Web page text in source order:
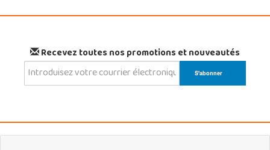
Recevez toutes nos promotions et nouveautés